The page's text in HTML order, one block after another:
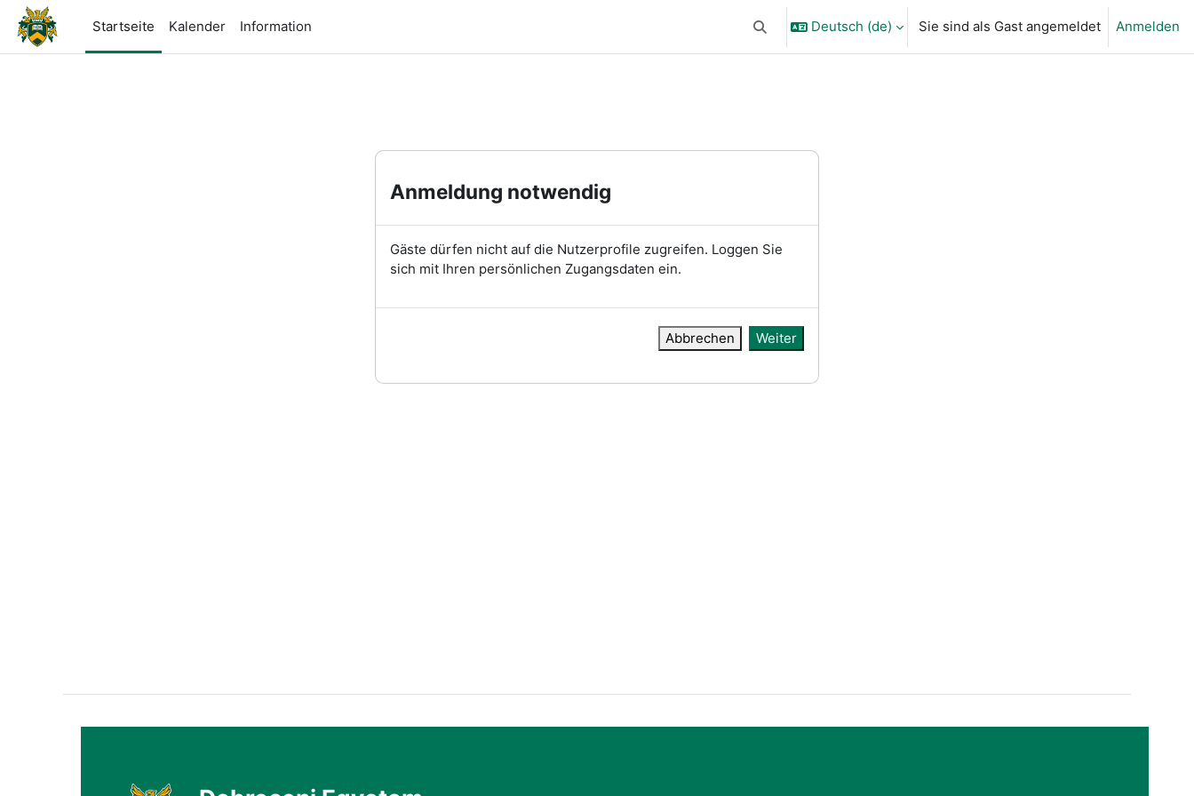
Zum Hauptinhalt
Startseite
Kalender Information Sucheingabe umschalten
Deutsch ‎(de)‎ Sie sind als Gast angemeldet Anmelden
Anmeldung notwendig
Gäste dürfen nicht auf die Nutzerprofile zugreifen. Loggen Sie
sich mit Ihren persönlichen Zugangsdaten ein.
Abbrechen Weiter